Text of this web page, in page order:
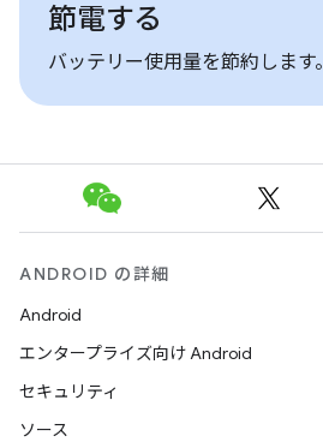
節電する
バッテリー使用量を節約します。
ANDROID の詳細
Android
エンタープライズ向け Android
セキュリティ
ソース